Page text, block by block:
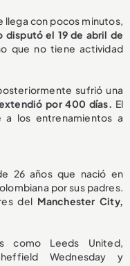
llega con pocos minutos,
disputó el 19 de abril de
que no tiene actividad
sufrió una
por 400 días.
El
a los entrenamientos a
26 años que nació en
por sus padres.
del Manchester City,
como Leeds United,
Wednesday y